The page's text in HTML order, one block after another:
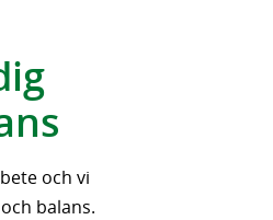
och vi
balans.